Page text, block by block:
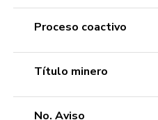
Proceso coactivo
Título minero
No. Aviso